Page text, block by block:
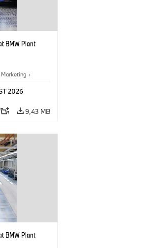
BMW Plant
Marketing ·
2026
9,43 MB
BMW Plant